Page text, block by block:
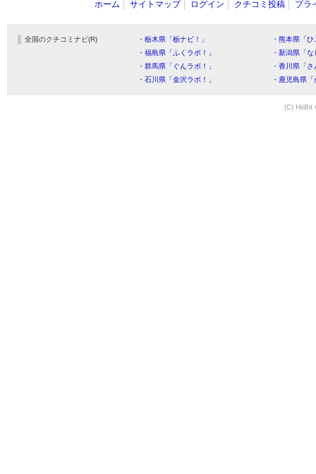
ホーム サイトマップ ログイン クチコミ投稿 プラ
全国のクチコミナビ(R) ・栃木県「栃ナビ！」
・熊本県「
・福島県「ふくラボ！」
・新潟県「
・群馬県「ぐんラボ！」
・香川県「
・石川県「金沢ラボ！」
・鹿児島県
(C) HitBit